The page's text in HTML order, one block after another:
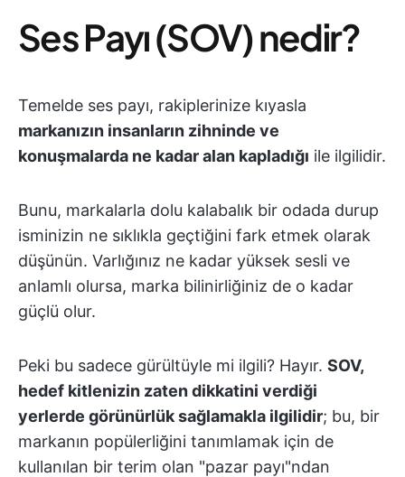
Ses Payı (SOV) nedir?
Temelde ses payı, rakiplerinize kıyasla
markanızın insanların zihninde ve
konuşmalarda ne kadar alan kapladığı ile ilgilidir.
Bunu, markalarla dolu kalabalık bir odada durup
isminizin ne sıklıkla geçtiğini fark etmek olarak
düşünün. Varlığınız ne kadar yüksek sesli ve
anlamlı olursa, marka bilinirliğiniz de o kadar
güçlü olur.
Peki bu sadece gürültüyle mi ilgili? Hayır. SOV,
hedef kitlenizin zaten dikkatini verdiği
yerlerde görünürlük sağlamakla ilgilidir; bu, bir
markanın popülerliğini tanımlamak için de
kullanılan bir terim olan "pazar payı"ndan